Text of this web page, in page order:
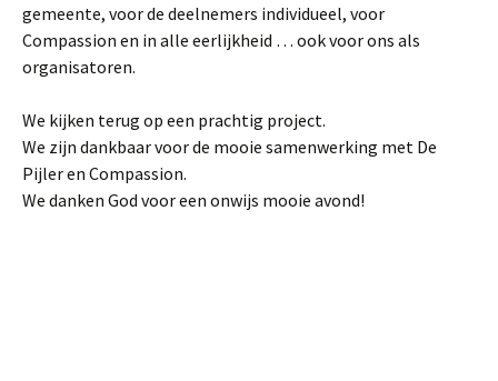
gemeente, voor de deelnemers individueel, voor
Compassion en in alle eerlijkheid … ook voor ons als
organisatoren.
We kijken terug op een prachtig project.
We zijn dankbaar voor de mooie samenwerking met De
Pijler en Compassion.
We danken God voor een onwijs mooie avond!